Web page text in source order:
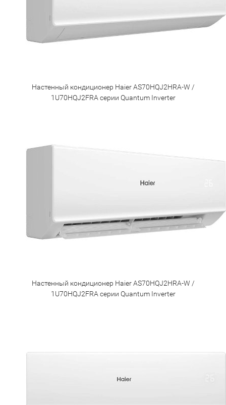
Настенный кондиционер Haier AS70HQJ2HRA-W /
1U70HQJ2FRA серии Quantum Inverter
Настенный кондиционер Haier AS70HQJ2HRA-W /
1U70HQJ2FRA серии Quantum Inverter